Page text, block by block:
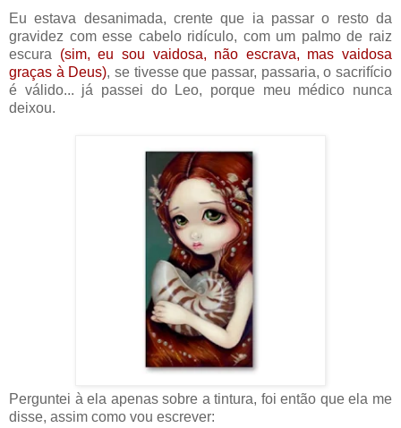
Eu estava desanimada, crente que ia passar o resto da
gravidez com esse cabelo ridículo, com um palmo de raiz
escura (sim, eu sou vaidosa, não escrava, mas vaidosa
graças à Deus), se tivesse que passar, passaria, o sacrifício
é válido... já passei do Leo, porque meu médico nunca
deixou.
Perguntei à ela apenas sobre a tintura, foi então que ela me
disse, assim como vou escrever: